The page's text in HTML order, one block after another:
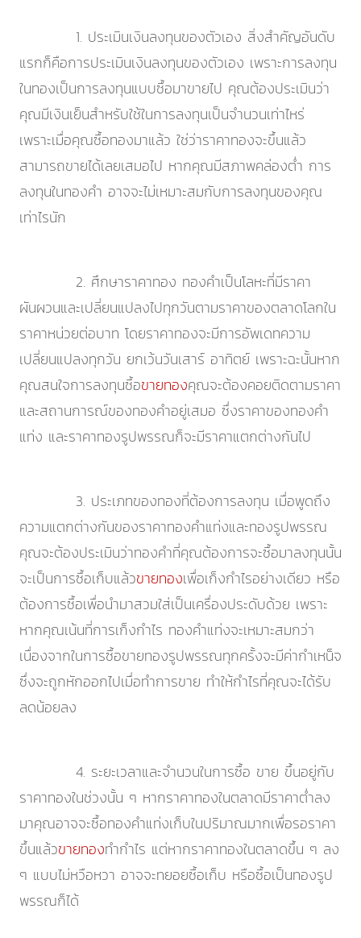
1. ประเมินเงินลงทุนของตัวเอง สิ่งสำคัญอันดับ
แรกก็คือการประเมินเงินลงทุนของตัวเอง เพราะการลงทุน
ในทองเป็นการลงทุนแบบซื้อมาขายไป คุณต้องประเมินว่า
คุณมีเงินเย็นสำหรับใช้ในการลงทุนเป็นจำนวนเท่าไหร่
เพราะเมื่อคุณซื้อทองมาแล้ว ใช่ว่าราคาทองจะขึ้นแล้ว
สามารถขายได้เลยเสมอไป หากคุณมีสภาพคล่องต่ำ การ
ลงทุนในทองคำ อาจจะไม่เหมาะสมกับการลงทุนของคุณ
เท่าไรนัก
2. ศึกษาราคาทอง ทองคำเป็นโลหะที่มีราคา
ผันผวนและเปลี่ยนแปลงไปทุกวันตามราคาของตลาดโลกใน
ราคาหน่วยต่อบาท โดยราคาทองจะมีการอัพเดทความ
เปลี่ยนแปลงทุกวัน ยกเว้นวันเสาร์ อาทิตย์ เพราะฉะนั้นหาก
คุณสนใจการลงทุนซื้อขายทองคุณจะต้องคอยติดตามราคา
และสถานการณ์ของทองคำอยู่เสมอ ซึ่งราคาของทองคำ
แท่ง และราคาทองรูปพรรณก็จะมีราคาแตกต่างกันไป
3. ประเภทของทองที่ต้องการลงทุน เมื่อพูดถึง
ความแตกต่างกันของราคาทองคำแท่งและทองรูปพรรณ
คุณจะต้องประเมินว่าทองคำที่คุณต้องการจะซื้อมาลงทุนนั้น
จะเป็นการซื้อเก็บแล้วขายทองเพื่อเก็งกำไรอย่างเดียว หรือ
ต้องการซื้อเพื่อนำมาสวมใส่เป็นเครื่องประดับด้วย เพราะ
หากคุณเน้นที่การเก็งกำไร ทองคำแท่งจะเหมาะสมกว่า
เนื่องจากในการซื้อขายทองรูปพรรณทุกครั้งจะมีค่ากำเหน็จ
ซึ่งจะถูกหักออกไปเมื่อทำการขาย ทำให้กำไรที่คุณจะได้รับ
ลดน้อยลง
4. ระยะเวลาและจำนวนในการซื้อ ขาย ขึ้นอยู่กับ
ราคาทองในช่วงนั้น ๆ หากราคาทองในตลาดมีราคาต่ำลง
มาคุณอาจจะซื้อทองคำแท่งเก็บในปริมาณมากเพื่อรอราคา
ขึ้นแล้วขายทองทำกำไร แต่หากราคาทองในตลาดขึ้น ๆ ลง
ๆ แบบไม่หวือหวา อาจจะทยอยซื้อเก็บ หรือซื้อเป็นทองรูป
พรรณก็ได้